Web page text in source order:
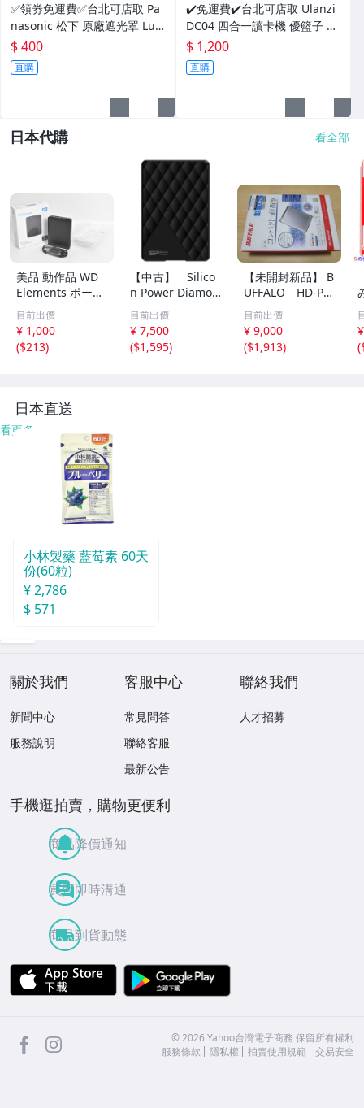
■平板手機支架
■硬碟.SSD.行動硬碟
├ 投影機 Optama
└ 投影機 Epson.ViewSonic.其它
■多媒體 喇叭 耳機 電視盒
■美容家電
■生活小家電
■防疫用品.生活用品
✅領劵免運費✅台北可店取 Pa
nasonic 松下 原廠遮光罩 Lu
mix G X 12-35mm F2.8 VYC1
084 HOOD
$ 400
直購
✔️免運費✔️台北可店取 Ulanzi
DC04 四合一讀卡機 優籃子 X1
56
$ 1,200
直購
日本代購 看全部
美品 動作品 WD
Elements ポータ
ブル HDD 3TB U
SB3.0 ブラック
WDBU6Y0030BB
K-0A 外付け ハー
06S-A/712
目前出價
¥ 1,000
($213)
【中古】 Silico
n Power Diamon
d D06 SPBPHDD
06S3K USB3.0/
2.0対応 ポータブ
ルHDD 2TB
目前出價
¥ 7,500
($1,595)
【未開封新品】 B
UFFALO HD-PN
T1.0U3-SC
目前出價
¥ 9,000
($1,913)
(
日本直送
看更多
小林製藥 藍莓素 60天
份(60粒)
¥ 2,786
$ 571
關於我們
新聞中心
服務說明
客服中心
常見問答
聯絡客服
最新公告
聯絡我們
人才招募
手機逛拍賣，購物更便利
商品降價通知
買賣即時溝通
商品到貨動態
APP Store
facebook ©2026 Yahoo台灣電子商務 保留所有權利
服務條款
隱私權 拍賣使用規範 交易安全